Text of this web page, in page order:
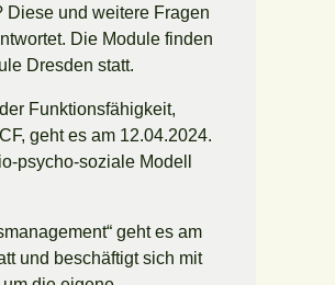
Diese und weitere Fragen
Die Module finden
Dresden statt.
Funktionsfähigkeit,
geht es am 12.04.2024.
psycho-soziale Modell
geht es am
und beschäftigt sich mit